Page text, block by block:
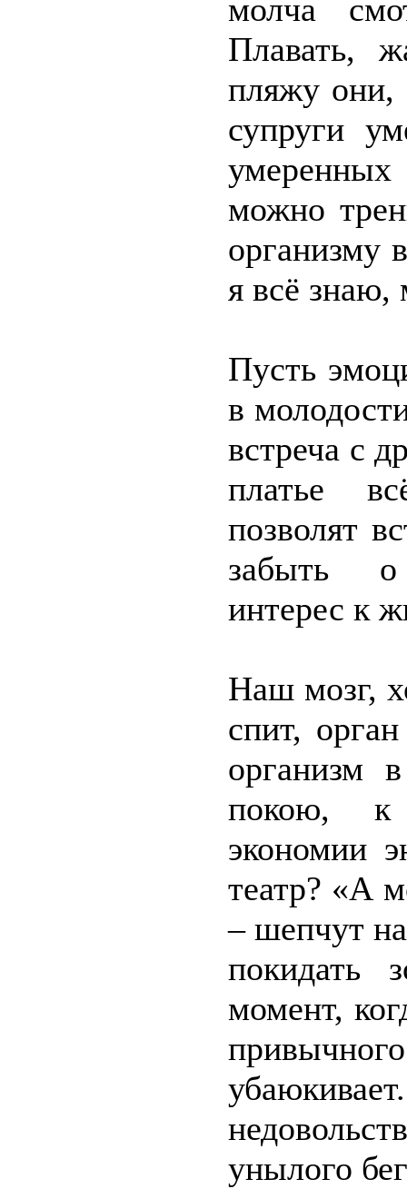
молча
Плавать,
пляжу они,
супруги
можно
организму
я всё знаю,
Пусть
в
встреча с
платье
позволят
забыть о
интерес к
Наш мозг,
спит,
организм
покою, к
экономии
театр? «А
– шепчут
покидать
момент,
унылого